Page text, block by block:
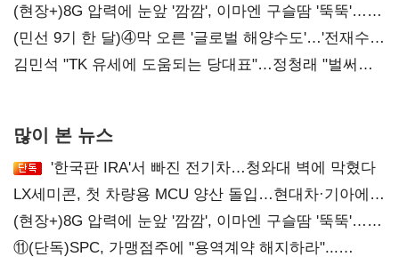
압박 시사
(현장+)8G 압력에 눈앞 '깜깜', 이마엔 구슬땀 '뚝뚝'…
화려한 에어쇼 뒤 땀방울
(민선 9기 한 달)④막 오른 '글로벌 해양수도'…'전재수
리더십' 시험대
김민석 "TK 유세에 도움되는 당대표"…정청래 "벌써
많이 본 뉴스
'한국판 IRA'서 빠진 전기차…청와대 벽에 막혔다
LX세미콘, 첫 차량용 MCU 양산 돌입…현대차·기아에
공급
(현장+)8G 압력에 눈앞 '깜깜', 이마엔 구슬땀 '뚝뚝'…
화려한 에어쇼 뒤 땀방울
⑪(단독)SPC, 가맹점주에 "용역계약 해지하라"...